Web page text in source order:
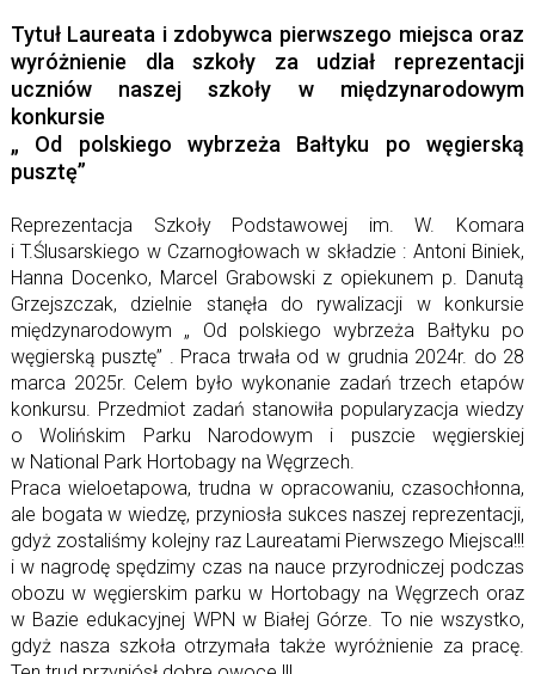
Tytuł Laureata i zdobywca pierwszego miejsca oraz
wyróżnienie dla szkoły za udział reprezentacji
uczniów naszej szkoły w międzynarodowym
konkursie
„ Od polskiego wybrzeża Bałtyku po węgierską
pusztę”
Reprezentacja Szkoły Podstawowej im. W. Komara
i T.Ślusarskiego w Czarnogłowach w składzie : Antoni Biniek,
Hanna Docenko, Marcel Grabowski z opiekunem p. Danutą
Grzejszczak, dzielnie stanęła do rywalizacji w konkursie
międzynarodowym „ Od polskiego wybrzeża Bałtyku po
węgierską pusztę” . Praca trwała od w grudnia 2024r. do 28
marca 2025r. Celem było wykonanie zadań trzech etapów
konkursu. Przedmiot zadań stanowiła popularyzacja wiedzy
o Wolińskim Parku Narodowym i puszcie węgierskiej
w National Park Hortobagy na Węgrzech.
Praca wieloetapowa, trudna w opracowaniu, czasochłonna,
ale bogata w wiedzę, przyniosła sukces naszej reprezentacji,
gdyż zostaliśmy kolejny raz Laureatami Pierwszego Miejsca!!!
i w nagrodę spędzimy czas na nauce przyrodniczej podczas
obozu w węgierskim parku w Hortobagy na Węgrzech oraz
w Bazie edukacyjnej WPN w Białej Górze. To nie wszystko,
gdyż nasza szkoła otrzymała także wyróżnienie za pracę.